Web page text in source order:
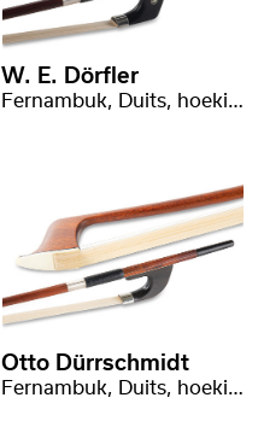
W. E. Dörfler
Fernambuk, Duits, hoekige stang
Otto Dürrschmidt
Fernambuk, Duits, hoekige stang